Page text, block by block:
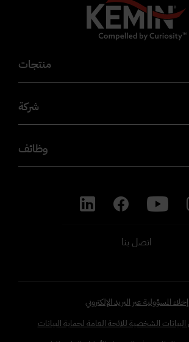
منتجات
شركة
وظائف
اتصل بنا
إخلاء المسؤولية عبر البريد الإلكتروني